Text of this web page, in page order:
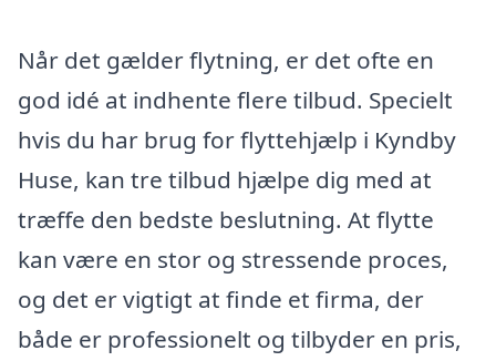
Når det gælder flytning, er det ofte en
god idé at indhente flere tilbud. Specielt
hvis du har brug for flyttehjælp i Kyndby
Huse, kan tre tilbud hjælpe dig med at
træffe den bedste beslutning. At flytte
kan være en stor og stressende proces,
og det er vigtigt at finde et firma, der
både er professionelt og tilbyder en pris,